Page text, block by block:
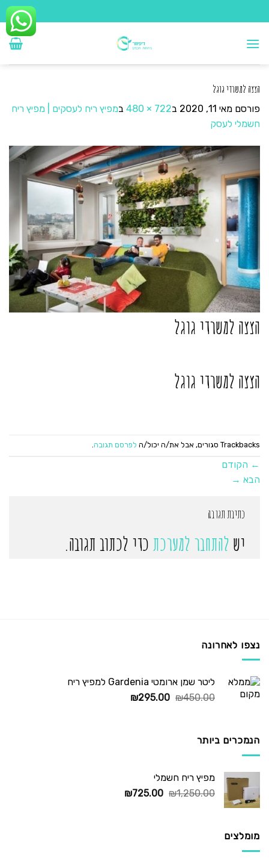
to
content
הצצה למשרדי גוגל
פורסם מאי 11, 2020 ב722 × 480 במפיץ ריח לעסקים | מפיץ ריח
חשמלי לעסק
הצצה למשרדי גוגל
הצצה למשרדי גוגל
Trackbacks סגורים, אבל את/ה יכול/ה לפרסם תגובה.
← הקודם
הבא →
כתיבת תגובה
יש להתחבר למערכת כדי לכתוב תגובה.
נצפו לאחרונה
ליטר שמן ארומטי Gardenia למפיץ ריח
₪450.00
המחיר
₪295.00
המחיר
הנמכרים ביותר
מפיץ ריח חשמלי
₪1,250.00
המחיר
₪725.00
המחיר
מומלצים